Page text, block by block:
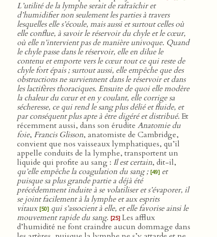
L’utilité de la lymphe serait de rafraîchir et
d’humidifier non seulement les parties à travers
lesquelles elle s’écoule, mais aussi et surtout celles où
elle conflue, à savoir le réservoir du chyle et le cœur,
où elle n’intervient pas de manière univoque. Quand
le chyle passe dans le réservoir, elle en dilue le
contenu et emporte vers le cœur tout ce qui reste de
chyle fort épais ; surtout aussi, elle empêche que des
obstructions ne surviennent dans le réservoir et dans
les lactifères thoraciques. Ensuite de quoi elle modère
la chaleur du cœur et en y coulant, elle corrige sa
sécheresse, ce qui rend le sang plus délié et fluide, et
par conséquent plus apte à être digéré et distribué. Et
récemment aussi, dans son érudite Anatomie du
foie, Francis Glisson, anatomiste de Cambridge,
convient que nos vaisseaux lymphatiques, qu’il
appelle conduits de la lymphe, transportent un
liquide qui profite au sang : Il est certain, dit-il,
qu’elle empêche la coagulation du sang ; [49] et
puisque sa plus grande partie a déjà été
précédemment induite à se volatiliser et s’évaporer, il
se joint facilement à la lymphe et aux esprits
vitaux [50] qui s’associent à elle, et elle favorise ainsi le
mouvement rapide du sang. [25] Les afflux
d’humidité ne font craindre aucun dommage dans